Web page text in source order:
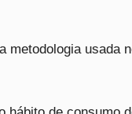
metodologia usada